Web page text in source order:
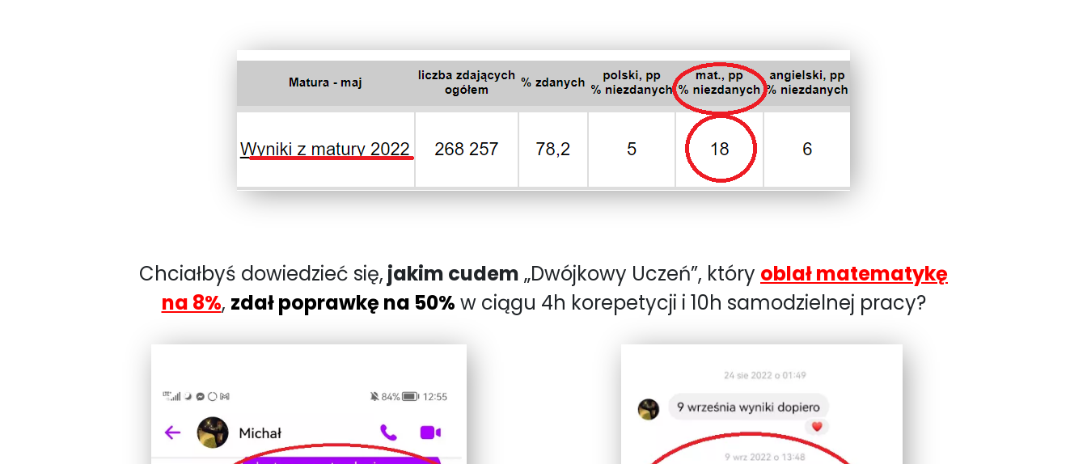
Chciałbyś dowiedzieć się, jakim cudem „Dwójkowy Uczeń”, który oblał matematykę
na 8%, zdał poprawkę na 50% w ciągu 4h korepetycji i 10h samodzielnej pracy?